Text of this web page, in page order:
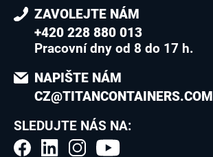
ZAVOLEJTE NÁM
+420 228 880 013
Pracovní dny od 8 do 17 h.
NAPIŠTE NÁM
CZ@TITANCONTAINERS.COM
SLEDUJTE NÁS NA: